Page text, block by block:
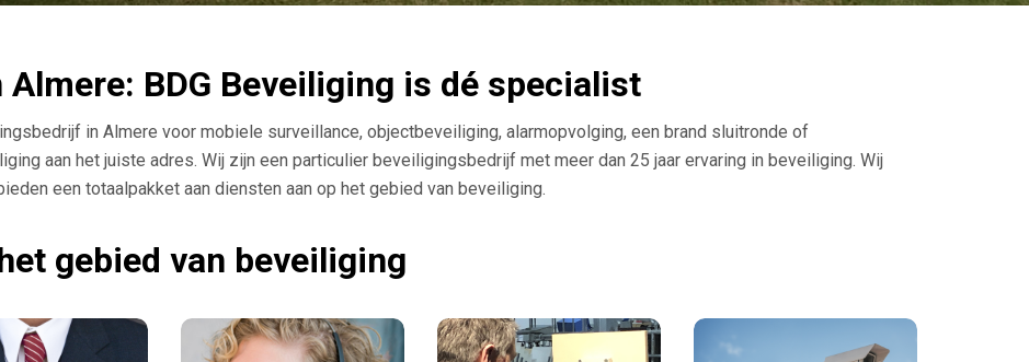
BDG Beveiliging is dé specialist
in Almere voor mobiele surveillance, objectbeveiliging, alarmopvolging, een brand sluitronde of
aan het juiste adres. Wij zijn een particulier beveiligingsbedrijf met meer dan 25 jaar ervaring in beveiliging. Wij
een totaalpakket aan diensten aan op het gebied van beveiliging.
gebied van beveiliging